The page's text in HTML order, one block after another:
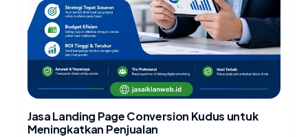
Jasa Landing Page Conversion Kudus untuk
Meningkatkan Penjualan